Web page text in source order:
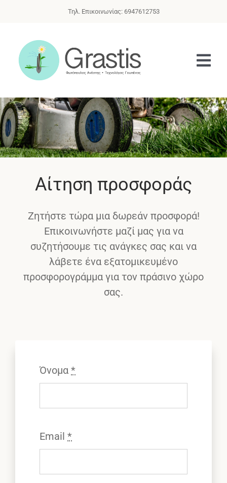
περιεχόμενο
Τηλ. Επικοινωνίας: 6947612753
ΑΡΧΙΚΗ
ΠΡΟΦΙΛ
ΥΠΗΡΕΣΙΕΣ
Αίτηση προσφοράς
Ζητήστε τώρα μια δωρεάν προσφορά!
Επικοινωνήστε μαζί μας για να
συζητήσουμε τις ανάγκες σας και να
λάβετε ένα εξατομικευμένο
προσφορογράμμα για τον πράσινο χώρο
σας.
Όνομα *
Email *